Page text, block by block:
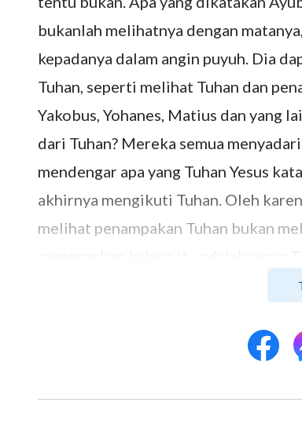
bukanlah melihatnya dengan
kepadanya dalam angin puyuh. Dia
Tuhan, seperti melihat Tuhan dan
Yakobus, Yohanes, Matius dan yang
dari Tuhan? Mereka semua
mendengar apa yang Tuhan Yesus
akhirnya mengikuti Tuhan. Oleh
melihat penampakan Tuhan bukan
mata sendiri, tetapi di dalam hati
semua orang Farisi melihat Tuhan
bergabung dengan pemerintah